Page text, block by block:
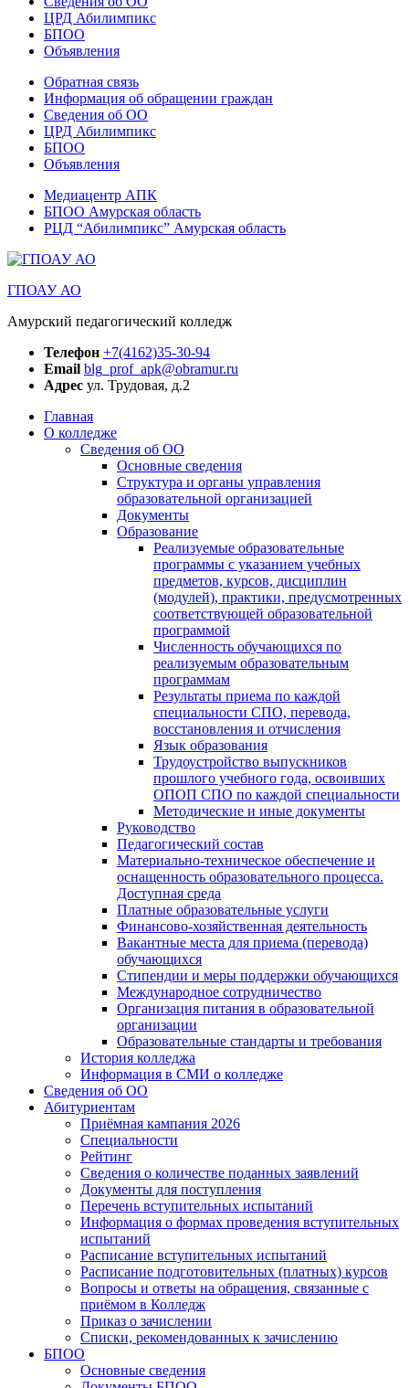
ЦРД Абилимпикс
БПОО
Объявления
Обратная связь
Информация об обращении граждан
Сведения об ОО
ЦРД Абилимпикс
БПОО
Объявления
Медиацентр АПК
БПОО Амурская область
РЦД “Абилимпикс” Амурская область
ГПОАУ АО
Амурский педагогический колледж
Телефон +7(4162)35-30-94
Email blg_prof_apk@obramur.ru
Адрес ул. Трудовая, д.2
Главная
О колледже
Сведения об ОО
Основные сведения
Структура и органы управления
образовательной организацией
Документы
Образование
Реализуемые образовательные
программы с указанием учебных
предметов, курсов, дисциплин
(модулей), практики, предусмотренных
соответствующей образовательной
программой
Численность обучающихся по
реализуемым образовательным
программам
Результаты приема по каждой
специальности СПО, перевода,
восстановления и отчисления
Язык образования
Трудоустройство выпускников
прошлого учебного года, освоивших
ОПОП СПО по каждой специальности
Методические и иные документы
Руководство
Педагогический состав
Материально-техническое обеспечение и
оснащенность образовательного процесса.
Доступная среда
Платные образовательные услуги
Финансово-хозяйственная деятельность
Вакантные места для приема (перевода)
обучающихся
Стипендии и меры поддержки обучающихся
Международное сотрудничество
Организация питания в образовательной
организации
Образовательные стандарты и требования
История колледжа
Информация в СМИ о колледже
Сведения об ОО
Абитуриентам
Приёмная кампания 2026
Специальности
Рейтинг
Сведения о количестве поданных заявлений
Документы для поступления
Перечень вступительных испытаний
Информация о формах проведения вступительных
испытаний
Расписание вступительных испытаний
Расписание подготовительных (платных) курсов
Вопросы и ответы на обращения, связанные с
приёмом в Колледж
Приказ о зачислении
Списки, рекомендованных к зачислению
БПОО
Основные сведения